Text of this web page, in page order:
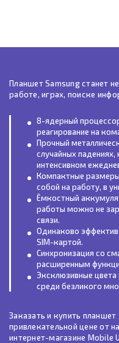
Планшет Samsung станет
работе, играх, поиске
8-ядерный
реагирование на
Прочный
случайных
интенсивном
Компактные
собой на работу, в
Ёмкостный
работы можно не
связи.
Одинаково
SIM-картой.
Синхронизация со
расширенным
Эксклюзивные
среди безликого
Заказать и купить
привлекательной цене от
интернет-магазине Mobile